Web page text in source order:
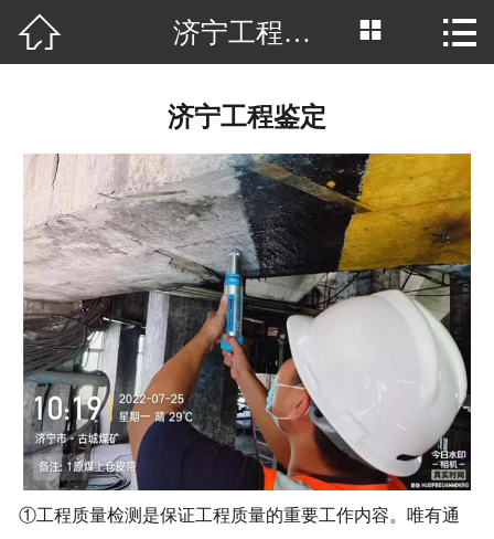
网站首页
资质荣誉
工程案例
新闻资讯
人才招聘
 济宁工程鉴定  
济宁工程鉴定
①工程质量检测是保证工程质量的重要工作内容。唯有通